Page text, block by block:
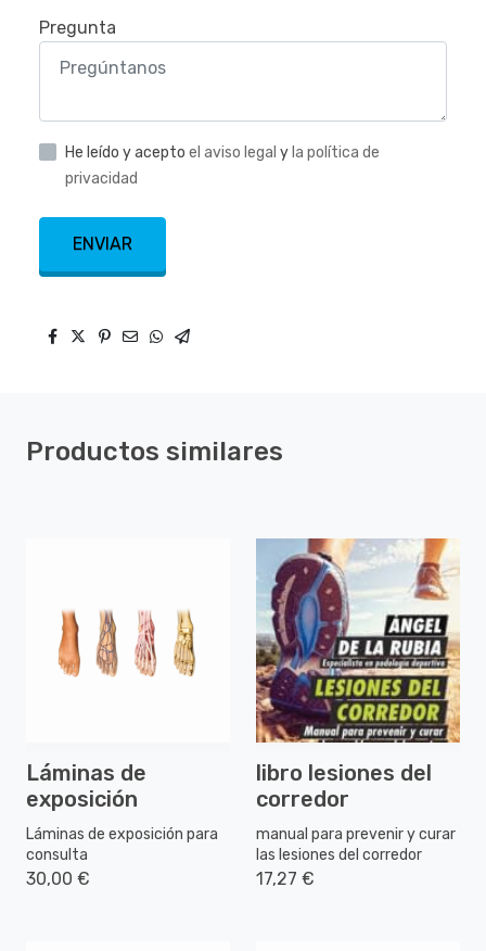
Pregunta
He leído y acepto el aviso legal y la política de
privacidad
ENVIAR
Productos similares
Láminas de
exposición
Láminas de exposición para
consulta
30,00 €
libro lesiones del
corredor
manual para prevenir y curar
las lesiones del corredor
17,27 €